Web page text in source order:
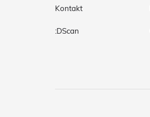
Kontakt
:DScan